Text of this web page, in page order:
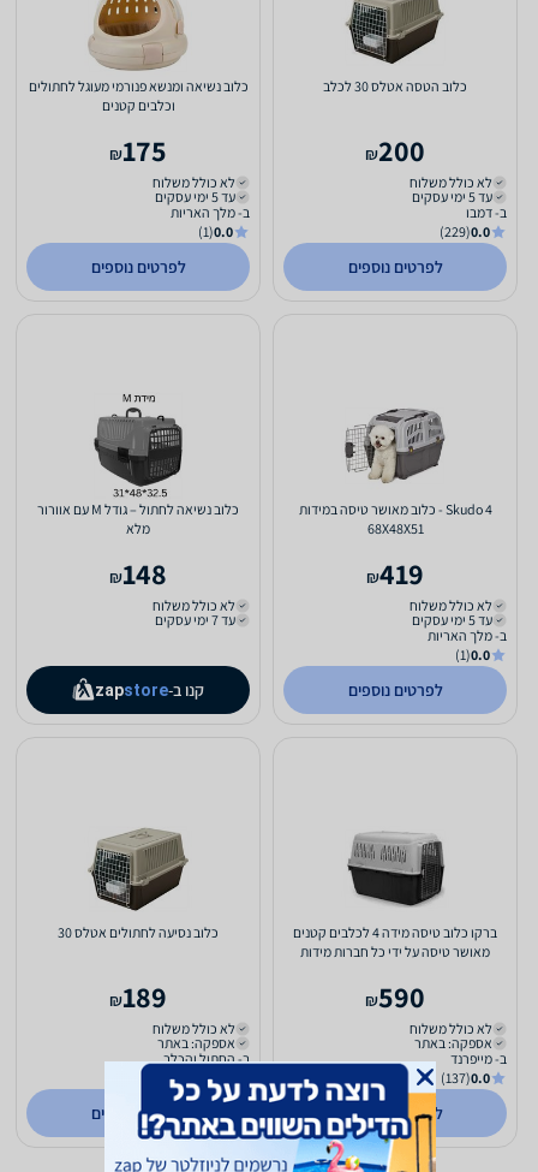
כלוב הטסה אטלס 30 לכלב
200
₪
לא כולל משלוח
עד 5 ימי עסקים
ב- דמבו
0.0
(229)
לפרטים נוספים
כלוב נשיאה ומנשא פנורמי מעוגל לחתולים
וכלבים קטנים
175
₪
לא כולל משלוח
עד 5 ימי עסקים
ב- מלך האריות
0.0
(1)
לפרטים נוספים
Skudo 4 - כלוב מאושר טיסה במידות
68X48X51
419
₪
לא כולל משלוח
עד 5 ימי עסקים
ב- מלך האריות
0.0
(1)
לפרטים נוספים
כלוב נשיאה לחתול – גודל M עם אוורור
מלא
148
₪
לא כולל משלוח
עד 7 ימי עסקים
קנו ב- zapstore
ברקו כלוב טיסה מידה 4 לכלבים קטנים
מאושר טיסה על ידי כל חברות מידות
590
₪
לא כולל משלוח
אספקה: באתר
ב- מייפרנד
0.0
(137)
לפרטים נוספים
כלוב נסיעה לחתולים אטלס 30
189
₪
לא כולל משלוח
אספקה: באתר
ב- החתול והכלב
(18)
לפרטים נוספים